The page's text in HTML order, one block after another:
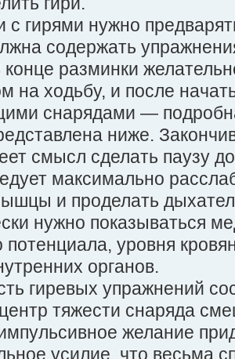
с гирями нужно
содержать
конце разминки
на ходьбу, и после
снарядами —
ниже.
смысл сделать паузу
максимально
и проделать
нужно показываться
уровня
органов.
гиревых упражнений
тяжести снаряда
желание
усилие, что весьма